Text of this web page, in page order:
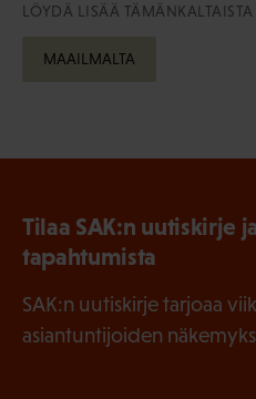
LÖYDÄ LISÄÄ TÄMÄNKALTAISTA
MAAILMALTA
Tilaa SAK:n uutiskirje
tapahtumista
SAK:n uutiskirje tarjoaa
asiantuntijoiden